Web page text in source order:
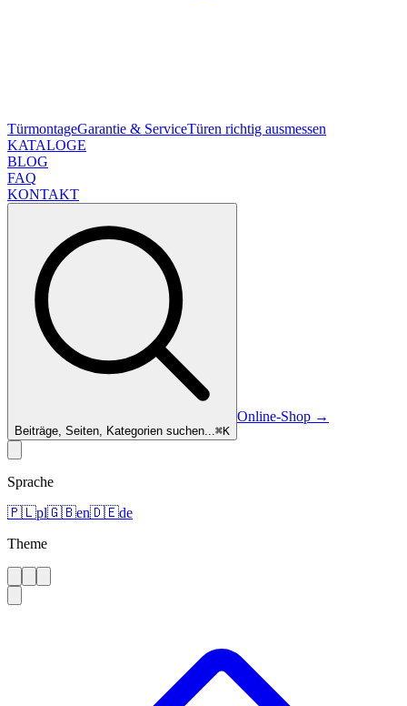
TürmontageGarantie & ServiceTüren richtig ausmessen
KATALOGE
BLOG
FAQ
KONTAKT
Beiträge, Seiten, Kategorien suchen...⌘K
Online-Shop →
Sprache
🇵🇱pl🇬🇧en🇩🇪de
Theme